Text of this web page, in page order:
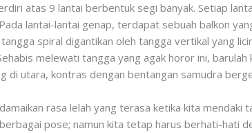
atas 9 lantai berbentuk segi banyak. Setiap
lantai-lantai genap, terdapat sebuah balkon
spiral digantikan oleh tangga vertikal yang
melewati tangga yang agak horor ini,
di utara, kontras dengan bentangan samudra
rasa lelah yang terasa ketika kita mendaki
pose; namun kita tetap harus berhati-hati